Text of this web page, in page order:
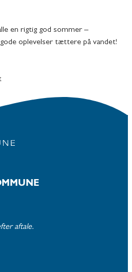
en rigtig god sommer –
oplevelser tættere på vandet!
aftale.